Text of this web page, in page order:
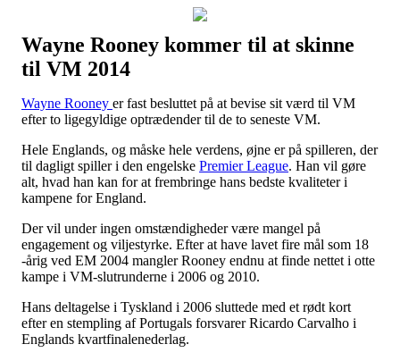
Наши партнеры
Wayne Rooney kommer til at skinne
til VM 2014
Wayne Rooney er fast besluttet på at bevise sit værd til VM
efter to ligegyldige optrædender til de to seneste VM.
Hele Englands, og måske hele verdens, øjne er på spilleren, der
til dagligt spiller i den engelske Premier League. Han vil gøre
alt, hvad han kan for at frembringe hans bedste kvaliteter i
kampene for England.
Der vil under ingen omstændigheder være mangel på
engagement og viljestyrke. Efter at have lavet fire mål som 18
-årig ved EM 2004 mangler Rooney endnu at finde nettet i otte
kampe i VM-slutrunderne i 2006 og 2010.
Hans deltagelse i Tyskland i 2006 sluttede med et rødt kort
efter en stempling af Portugals forsvarer Ricardo Carvalho i
Englands kvartfinalenederlag.